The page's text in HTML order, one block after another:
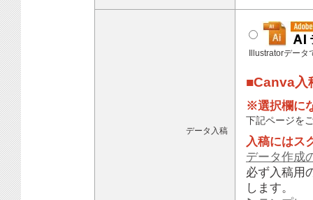
データ入稿
Illustratorデータ
■Canva入
※選択欄に
下記ページを
入稿にはス
データ作成
必ず入稿用
します。